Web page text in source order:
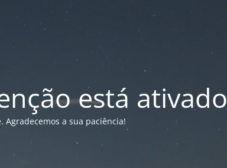
está ativado
a sua paciência!